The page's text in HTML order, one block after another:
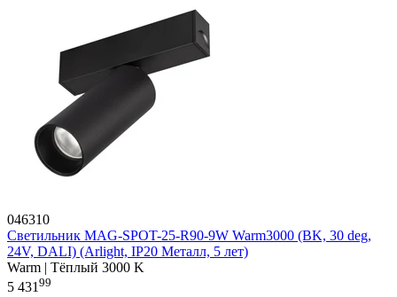
046310
Светильник MAG-SPOT-25-R90-9W Warm3000 (BK, 30 deg,
24V, DALI) (Arlight, IP20 Металл, 5 лет)
Warm | Тёплый 3000 K
5 43199